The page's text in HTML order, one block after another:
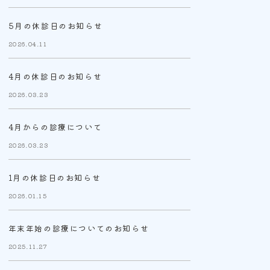
5月の休診日のお知らせ
2026.04.11
4月の休診日のお知らせ
2026.03.23
4月からの診療について
2026.03.23
1月の休診日のお知らせ
2026.01.15
年末年始の診療についてのお知らせ
2025.11.27